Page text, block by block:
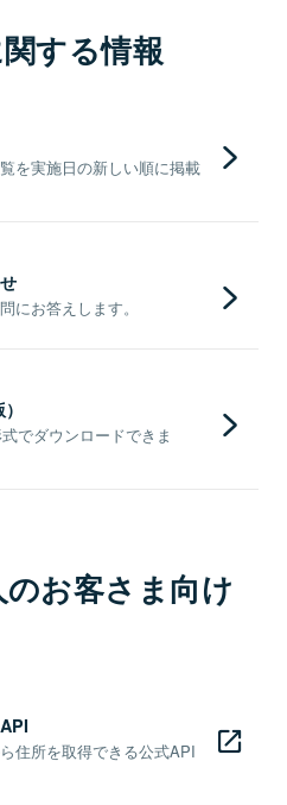
する情報
を実施日の新しい順に掲載
にお答えします。
でダウンロードできま
お客さま向け
住所を取得できる公式API